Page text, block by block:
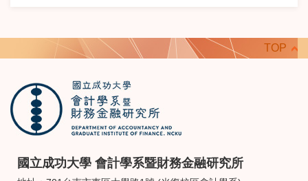
TOP
國立成功大學 會計學系暨財務金融研究所